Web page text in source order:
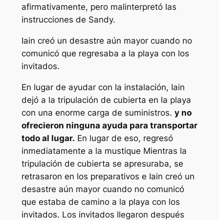
afirmativamente, pero malinterpretó las
instrucciones de Sandy.
Iain creó un desastre aún mayor cuando no
comunicó que regresaba a la playa con los
invitados.
En lugar de ayudar con la instalación, Iain
dejó a la tripulación de cubierta en la playa
con una enorme carga de suministros. y no
ofrecieron ninguna ayuda para transportar
todo al lugar. En lugar de eso, regresó
inmediatamente a la mustique Mientras la
tripulación de cubierta se apresuraba, se
retrasaron en los preparativos e Iain creó un
desastre aún mayor cuando no comunicó
que estaba de camino a la playa con los
invitados. Los invitados llegaron después